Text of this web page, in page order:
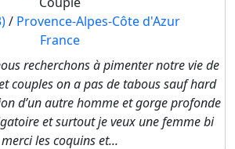
/ Provence-Alpes-Côte d'Azur
France
recherchons à pimenter notre vie de
couples on a pas de tabous sauf hard
d’un autre homme et gorge profonde
et surtout je veux une femme bi
merci les coquins et...